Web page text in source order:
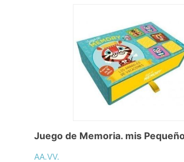
Juego de Memoria. mis
AA.VV.